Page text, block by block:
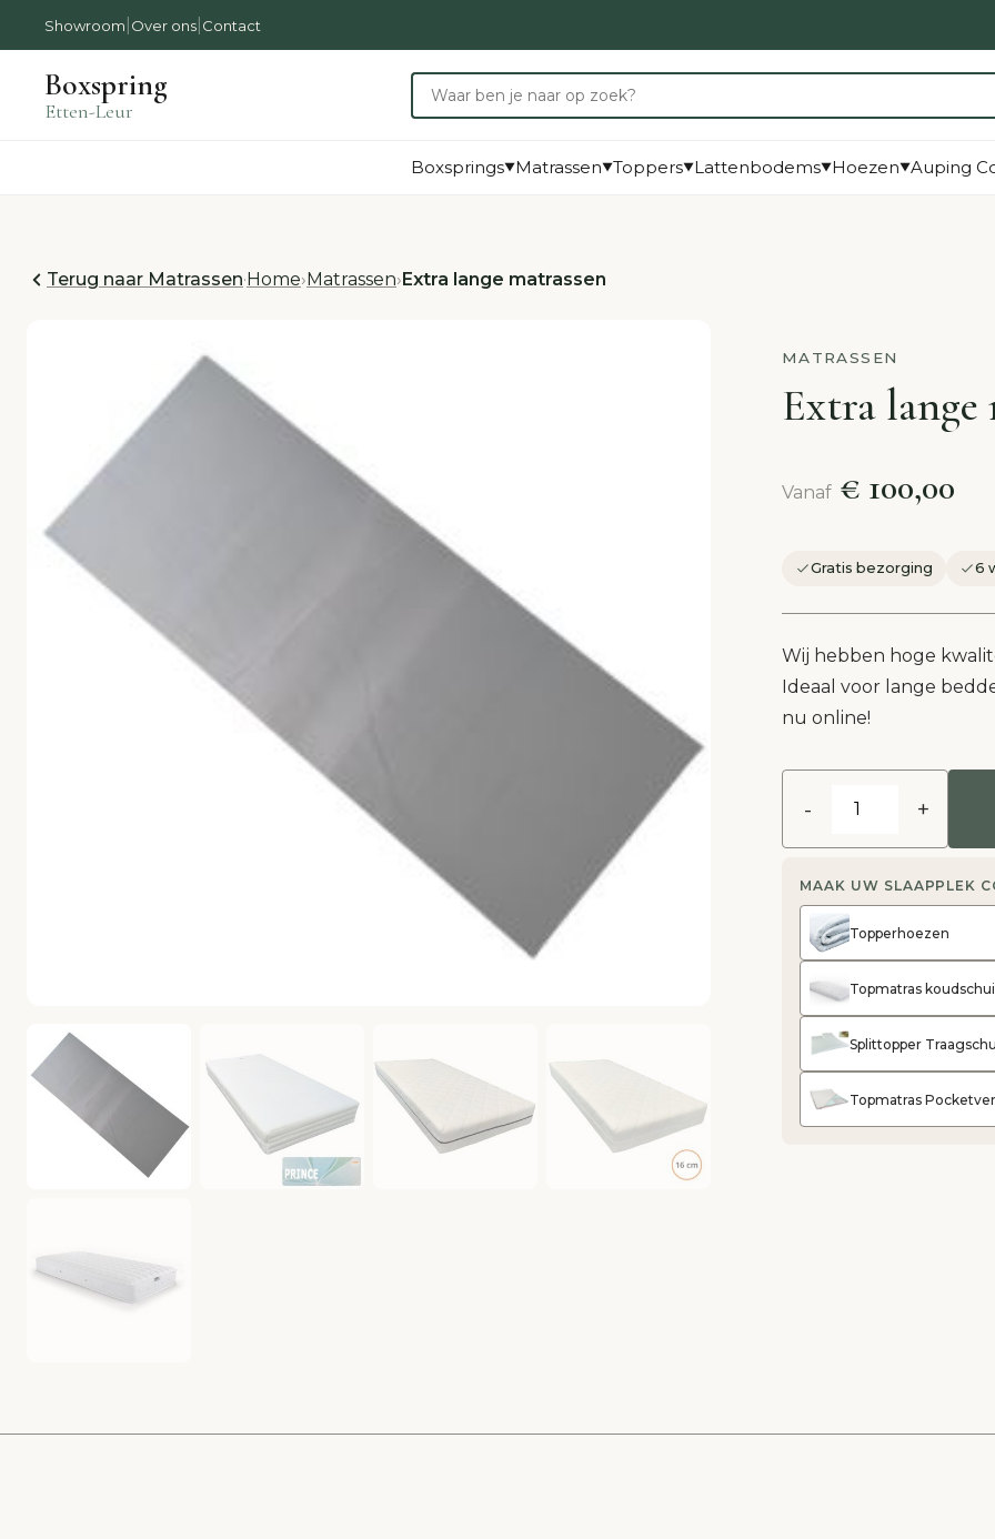
Showroom Over ons Contact
Boxspring
Etten-Leur
Boxsprings▼Matrassen▼Toppers▼Lattenbodems▼Hoezen▼Auping
Terug naar Matrassen·Home›Matrassen›Extra lange matrassen
MATRASSEN
Extra lange
Vanaf € 100,00
Gratis bezorging 6
Wij hebben hoge
Ideaal voor lange
nu online!
- +
MAAK UW SLAAPPLEK
Topperhoezen
Topmatras
Splittopper
Topmatras